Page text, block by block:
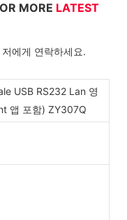
MORE LATEST
에게 연락하세요.
USB RS232 Lan 영
앱 포함) ZY307Q